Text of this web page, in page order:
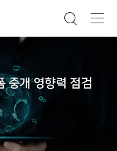
중개 영향력 점검